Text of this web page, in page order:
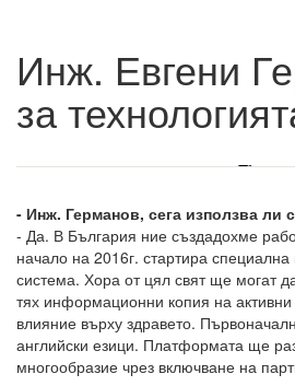
Инж. Евгени
за
- Инж. Германов, сега използва ли
- Да. В България ние създадохме
начало на 2016г. стартира
система. Хора от цял свят ще могат
тях информационни копия на
влияние върху здравето.
английски езици. Платформата ще
многообразие чрез включване на